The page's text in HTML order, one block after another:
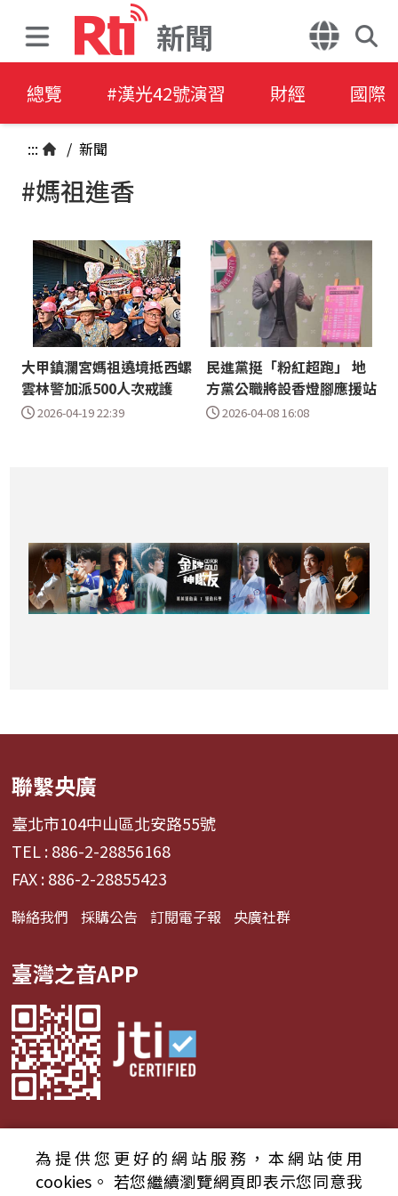
新聞
總覽 #漢光42號演習 財經 國際
::: / 新聞
#媽祖進香
大甲鎮瀾宮媽祖遶境抵西螺
雲林警加派500人次戒護
2026-04-19 22:39
民進黨挺「粉紅超跑」 地
方黨公職將設香燈腳應援站
2026-04-08 16:08
聯繫央廣
臺北市104中山區北安路55號
TEL : 886-2-28856168
FAX : 886-2-28855423
聯絡我們 採購公告 訂閱電子報 央廣社群
臺灣之音APP
© 2024財團法人中央廣播電臺 版權所有
為提供您更好的網站服務，本網站使用
cookies。 若您繼續瀏覽網頁即表示您同意我